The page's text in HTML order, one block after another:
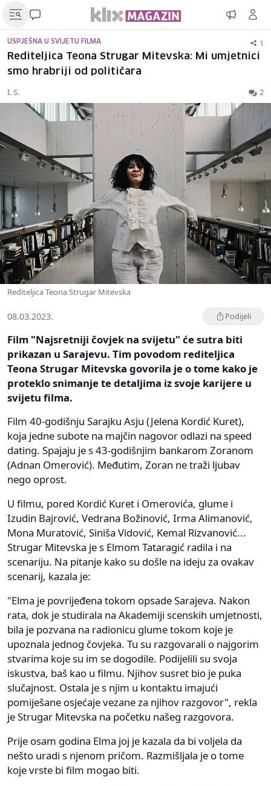
USPJEŠNA U SVIJETU FILMA 1
Rediteljica Teona Strugar Mitevska: Mi umjetnici
smo hrabriji od političara
I. S. 2
Rediteljica Teona Strugar Mitevska
08.03.2023. Podijeli
Film "Najsretniji čovjek na svijetu" će sutra biti
prikazan u Sarajevu. Tim povodom rediteljica
Teona Strugar Mitevska govorila je o tome kako je
proteklo snimanje te detaljima iz svoje karijere u
svijetu filma.
Film 40-godišnju Sarajku Asju (Jelena Kordić Kuret),
koja jedne subote na majčin nagovor odlazi na speed
dating. Spajaju je s 43-godišnjim bankarom Zoranom
(Adnan Omerović). Međutim, Zoran ne traži ljubav
nego oprost.
U filmu, pored Kordić Kuret i Omerovića, glume i
Izudin Bajrović, Vedrana Božinović, Irma Alimanović,
Mona Muratović, Siniša Vidović, Kemal Rizvanović...
Strugar Mitevska je s Elmom Tataragić radila i na
scenariju. Na pitanje kako su došle na ideju za ovakav
scenarij, kazala je:
"Elma je povrijeđena tokom opsade Sarajeva. Nakon
rata, dok je studirala na Akademiji scenskih umjetnosti,
bila je pozvana na radionicu glume tokom koje je
upoznala jednog čovjeka. Tu su razgovarali o najgorim
stvarima koje su im se dogodile. Podijelili su svoja
iskustva, baš kao u filmu. Njihov susret bio je puka
slučajnost. Ostala je s njim u kontaktu imajući
pomiješane osjećaje vezane za njihov razgovor", rekla
je Strugar Mitevska na početku našeg razgovora.
Prije osam godina Elma joj je kazala da bi voljela da
nešto uradi s njenom pričom. Razmišljala je o tome
koje vrste bi film mogao biti.